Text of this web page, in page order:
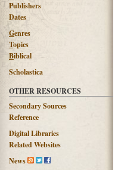
Publishers
Dates
Genres
Topics
Biblical
Scholastica
OTHER RESOURCES
Secondary Sources
Reference
Digital Libraries
Related Websites
News